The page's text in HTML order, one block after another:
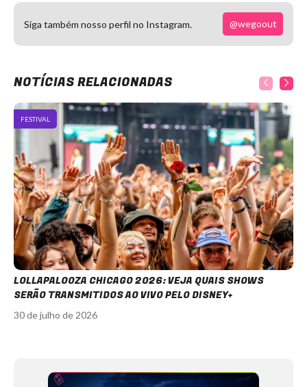
Siga também nosso perfil no Instagram. @wegoout
NOTÍCIAS RELACIONADAS
FESTIVAL
LOLLAPALOOZA CHICAGO 2026: VEJA QUAIS SHOWS
SERÃO TRANSMITIDOS AO VIVO PELO DISNEY+
30 de julho de 2026